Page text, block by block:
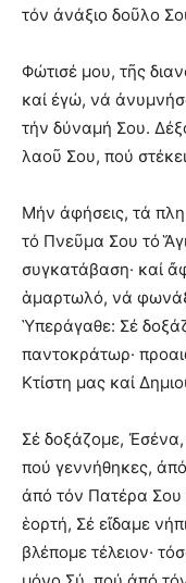
τόν ἀνάξιο δοῦλο
Φώτισέ μου, τῆς
καί ἐγώ, νά
τήν δύναμή Σου.
λαοῦ Σου, πού
Μήν ἀφήσεις, τά
τό Πνεῦμα Σου τό
συγκατάβαση· καί
ἁμαρτωλό, νά
Ὑπεράγαθε: Σέ
παντοκράτωρ·
Κτίστη μας καί
Σέ δοξάζομε,
πού γεννήθηκες,
ἀπό τόν Πατέρα Σου
ἑορτή, Σέ εἴδαμε
βλέπομε τέλειον·